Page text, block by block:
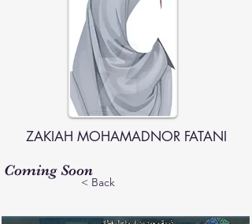
ZAKIAH MOHAMADNOR FATANI
Coming Soon
< Back